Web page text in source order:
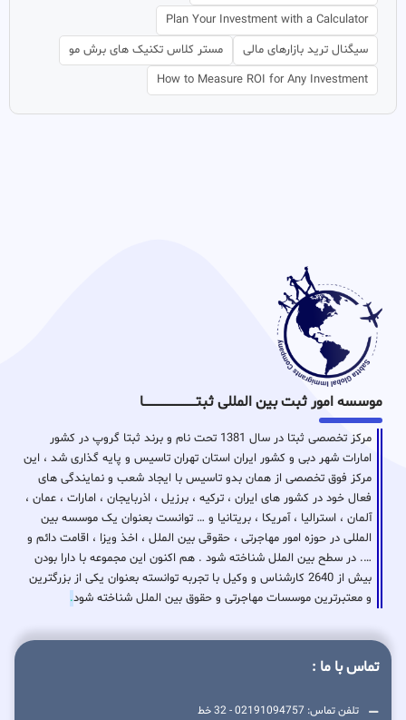
Plan Your Investment with a Calculator
سیگنال ترید بازارهای مالی
مستر کلاس تکنیک های برش مو
How to Measure ROI for Any Investment
موسسه امور ثبت بین المللی ثبتـــــــــــــــــــــــــــــا
مرکز تخصصی ثبتا در سال 1381 تحت نام و برند ثبتا گروپ در کشور
امارات شهر دبی و کشور ایران استان تهران تاسیس و پایه گذاری شد ، این
مرکز فوق تخصصی از همان بدو تاسیس با ایجاد شعب و نمایندگی های
فعال خود در کشور های ایران ، ترکیه ، برزیل ، اذربایجان ، امارات ، عمان ،
آلمان ، استرالیا ، آمریکا ، بریتانیا و … توانست بعنوان یک موسسه بین
المللی در حوزه امور مهاجرتی ، حقوقی بین الملل ، اخذ ویزا ، اقامت دائم و
…. در سطح بین الملل شناخته شود . هم اکنون این مجموعه با دارا بودن
بیش از 2640 کارشناس و وکیل با تجربه توانسته بعنوان یکی از بزرگترین
و معتبرترین موسسات مهاجرتی و حقوق بین الملل شناخته شود.
تماس با ما :
تلفن تماس: 02191094757 - 32 خط